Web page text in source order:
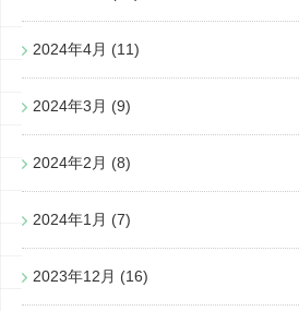
2024年4月 (11)
2024年3月 (9)
2024年2月 (8)
2024年1月 (7)
2023年12月 (16)